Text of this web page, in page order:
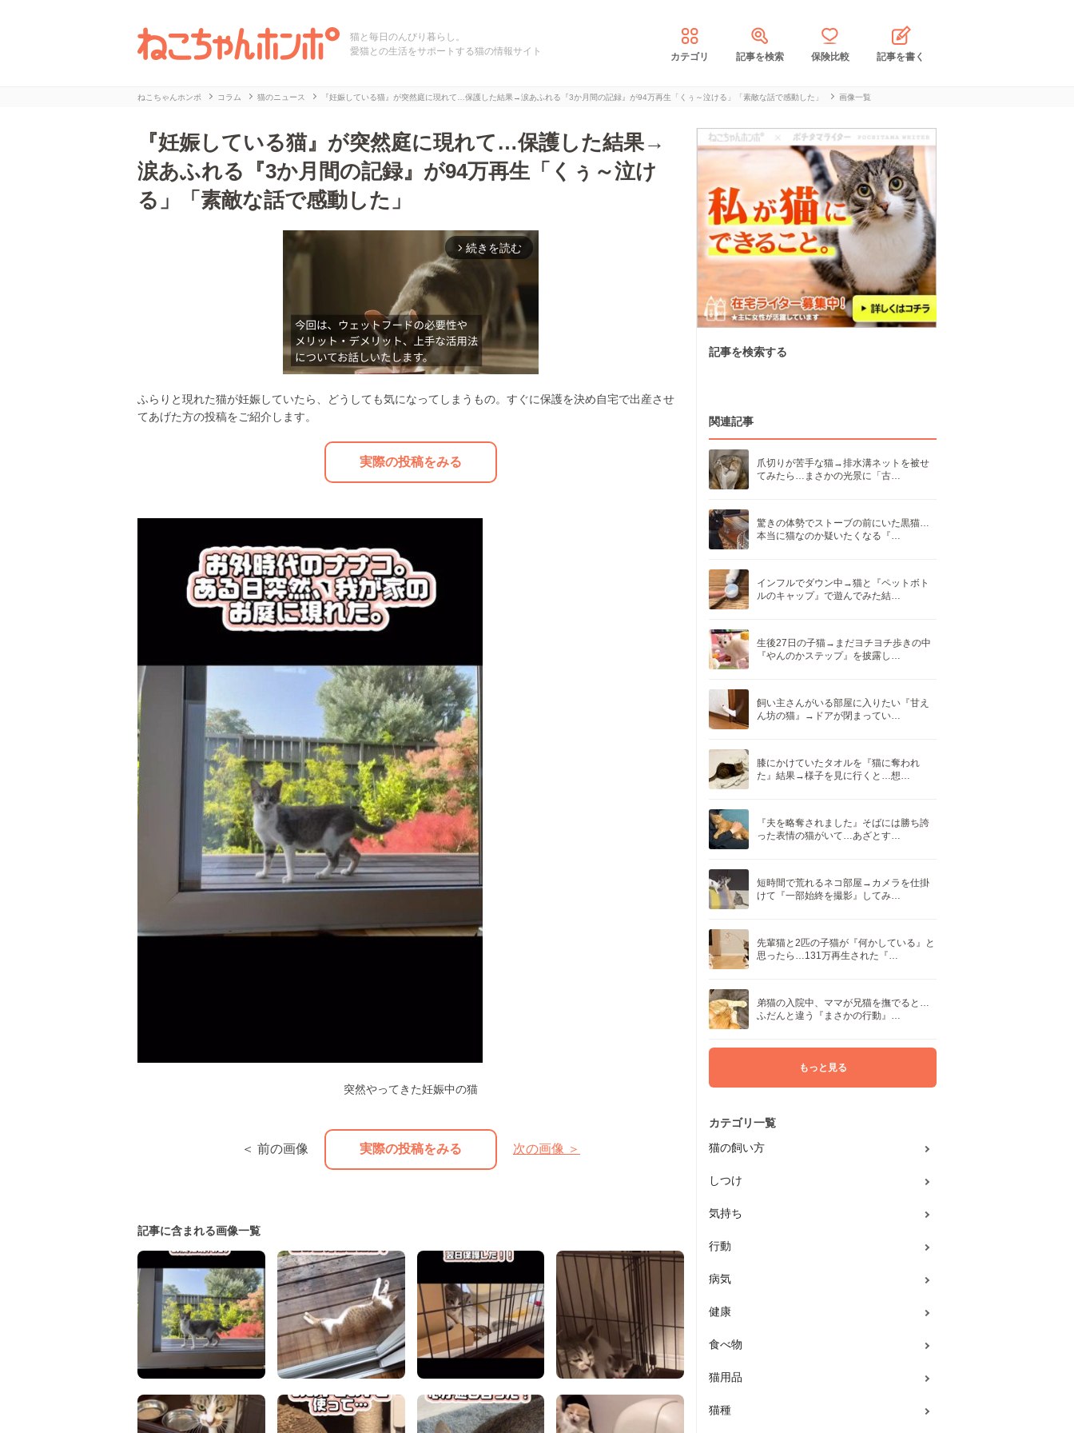
猫と毎日のんびり暮らし。
愛猫との生活をサポートする猫の情報サイト
カテゴリ 記事を検索 保険比較 記事を書く
ねこちゃんホンポ コラム 猫のニュース 『妊娠している猫』が突然庭に現れて…保護した結果→涙あふれる『3か月間の記録』が94万再生「くぅ～泣ける」「素敵な話で感動した」 画像一覧
『妊娠している猫』が突然庭に現れて…保護した結果→
涙あふれる『3か月間の記録』が94万再生「くぅ～泣け
る」「素敵な話で感動した」
arrow_forward_ios 続きを読む
ふらりと現れた猫が妊娠していたら、どうしても気になってしまうもの。すぐに保護を決め自宅で出産させ
てあげた方の投稿をご紹介します。
実際の投稿をみる
突然やってきた妊娠中の猫
＜ 前の画像 実際の投稿をみる 次の画像 ＞
記事に含まれる画像一覧
記事を検索する
関連記事
爪切りが苦手な猫→排水溝ネットを被せ
てみたら…まさかの光景に「古…
驚きの体勢でストーブの前にいた黒猫…
本当に猫なのか疑いたくなる『…
インフルでダウン中→猫と『ペットボト
ルのキャップ』で遊んでみた結…
生後27日の子猫→まだヨチヨチ歩きの中
『やんのかステップ』を披露し…
飼い主さんがいる部屋に入りたい『甘え
ん坊の猫』→ドアが閉まってい…
膝にかけていたタオルを『猫に奪われ
た』結果→様子を見に行くと…想…
『夫を略奪されました』そばには勝ち誇
った表情の猫がいて…あざとす…
短時間で荒れるネコ部屋→カメラを仕掛
けて『一部始終を撮影』してみ…
先輩猫と2匹の子猫が『何かしている』と
思ったら…131万再生された『…
弟猫の入院中、ママが兄猫を撫でると…
ふだんと違う『まさかの行動』…
もっと見る
カテゴリ一覧
猫の飼い方
しつけ
気持ち
行動
病気
健康
食べ物
猫用品
猫種